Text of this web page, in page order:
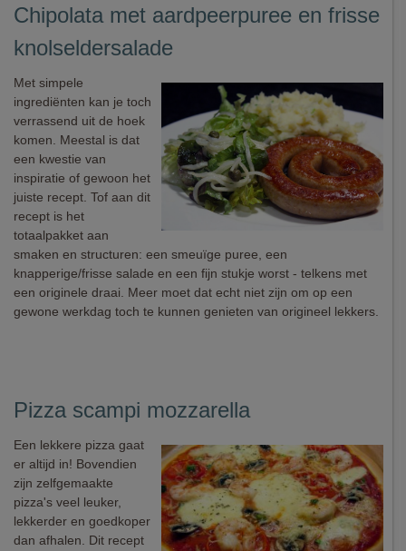
Chipolata met aardpeerpuree en frisse
knolseldersalade
Met simpele
ingrediënten kan je toch
verrassend uit de hoek
komen. Meestal is dat
een kwestie van
inspiratie of gewoon het
juiste recept. Tof aan dit
recept is het
totaalpakket aan
smaken en structuren: een smeuïge puree, een
knapperige/frisse salade en een fijn stukje worst - telkens met
een originele draai. Meer moet dat echt niet zijn om op een
gewone werkdag toch te kunnen genieten van origineel lekkers.
Pizza scampi mozzarella
Een lekkere pizza gaat
er altijd in! Bovendien
zijn zelfgemaakte
pizza's veel leuker,
lekkerder en goedkoper
dan afhalen. Dit recept